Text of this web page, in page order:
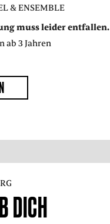
& ENSEMBLE
muss leider entfallen.
ab 3 Jahren
DICH